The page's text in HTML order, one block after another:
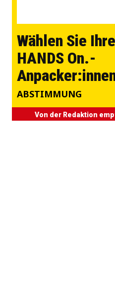
Wählen Sie Ihre
HANDS On.-
ABSTIMMUNG
Von der Redaktion